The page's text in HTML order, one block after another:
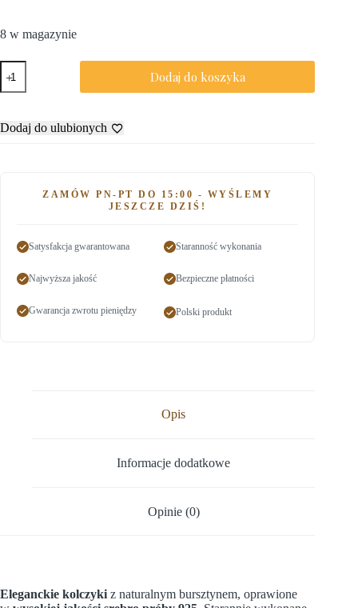
8 w magazynie
Dodaj do koszyka
Dodaj do ulubionych
ZAMÓW PN-PT DO 15:00 - WYŚLEMY
JESZCZE DZIŚ!
Satysfakcja gwarantowana Staranność wykonania
Najwyższa jakość Bezpieczne płatności
Gwarancja zwrotu pieniędzy Polski produkt
Opis
Informacje dodatkowe
Opinie (0)
Eleganckie kolczykiz naturalnym bursztynem, oprawione